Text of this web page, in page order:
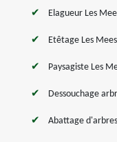
Elagueur Les
Etêtage Les Mees
Paysagiste Les
Dessouchage
Abattage